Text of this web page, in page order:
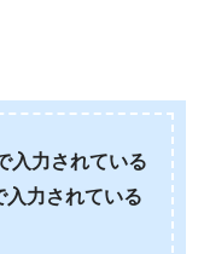
されている
入力されている